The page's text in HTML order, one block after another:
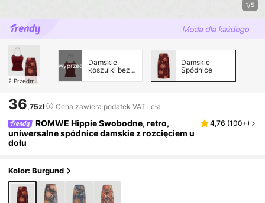
1/5
2 Przedmioty
wyprzedaneDamskie
koszulki bez
Damskie
Spódnice
36,75zł Cena zawiera podatek VAT i cła
ROMWE Hippie Swobodne, retro,
uniwersalne spódnice damskie z rozcięciem u
dołu
4,76 (100+)
Kolor: Burgund